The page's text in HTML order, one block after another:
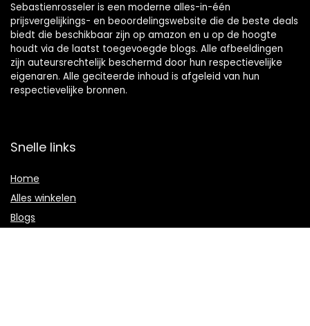
Sebastienrosseler is een moderne alles-in-één
prijsvergelijkings- en beoordelingswebsite die de beste deals
biedt die beschikbaar zijn op amazon en u op de hoogte
houdt via de laatst toegevoegde blogs. Alle afbeeldingen
zijn auteursrechtelijk beschermd door hun respectievelijke
eigenaren. Alle geciteerde inhoud is afgeleid van hun
respectievelijke bronnen.
Snelle links
Home
Alles winkelen
Blogs